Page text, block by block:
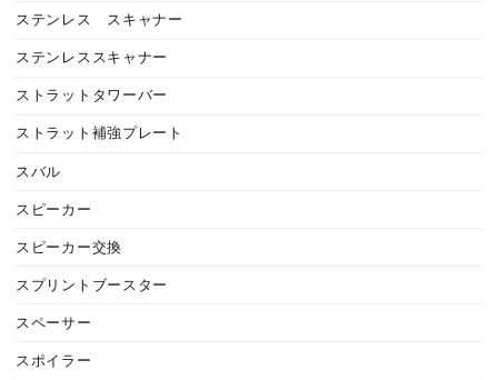
ステンレス スキャナー
ステンレススキャナー
ストラットタワーバー
ストラット補強プレート
スバル
スピーカー
スピーカー交換
スプリントブースター
スペーサー
スポイラー